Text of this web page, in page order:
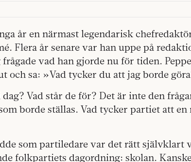
år en närmast legendarisk
Flera år senare var han uppe på
vad han gjorde nu för tiden.
och sa: »Vad tycker du att jag borde
Vad står de för? Det är inte den
borde ställas. Vad tycker partiet att
som partiledare var det rätt självklart
folkpartiets dagordning: skolan.